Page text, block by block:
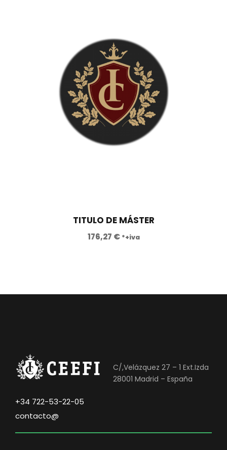
TITULO DE MÁSTER
176,27 € *+iva
C/,Velázquez 27 – 1 Ext.Izda
28001 Madrid – España
+34 722-53-22-05
contacto@